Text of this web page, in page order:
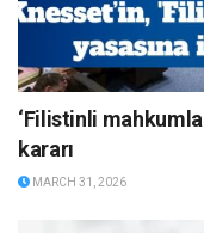
‘Filistinli
kararı
MARCH 31, 2026